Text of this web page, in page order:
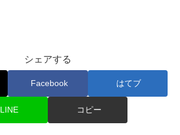
シェアする
Facebook はてブ
LINE コピー